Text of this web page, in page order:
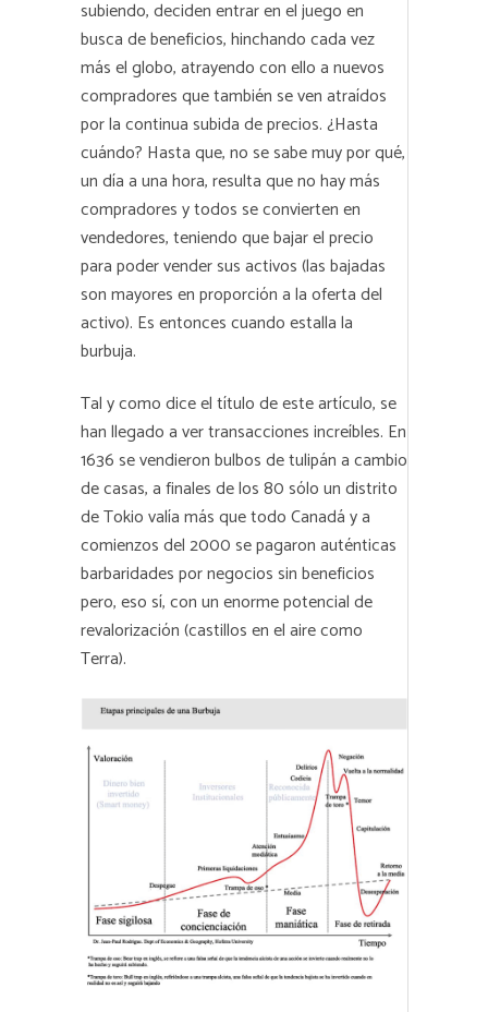
subiendo, deciden entrar en el juego en
busca de beneficios, hinchando cada vez
más el globo, atrayendo con ello a nuevos
compradores que también se ven atraídos
por la continua subida de precios. ¿Hasta
cuándo? Hasta que, no se sabe muy por qué,
un día a una hora, resulta que no hay más
compradores y todos se convierten en
vendedores, teniendo que bajar el precio
para poder vender sus activos (las bajadas
son mayores en proporción a la oferta del
activo). Es entonces cuando estalla la
burbuja.
Tal y como dice el título de este artículo, se
han llegado a ver transacciones increíbles. En
1636 se vendieron bulbos de tulipán a cambio
de casas, a finales de los 80 sólo un distrito
de Tokio valía más que todo Canadá y a
comienzos del 2000 se pagaron auténticas
barbaridades por negocios sin beneficios
pero, eso sí, con un enorme potencial de
revalorización (castillos en el aire como
Terra).